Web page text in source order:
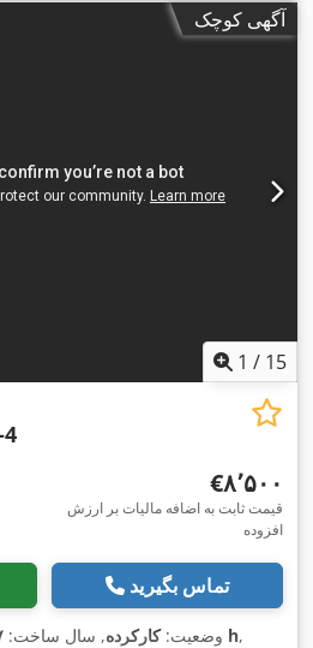
آگهی کوچک
1 / 15
4
‎€۸٬۵۰۰
قیمت ثابت به اضافه مالیات بر ارزش
افزوده
تماس بگیرید
وضعیت:کارکرده, سال ساخت: ۲٬۹۷۹ h,